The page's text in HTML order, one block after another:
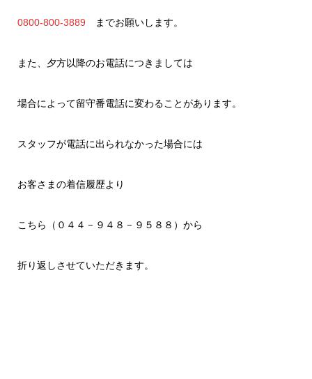
0800-800-3889 までお願いします。
また、夕方以降のお電話につきましては
場合によって留守番電話に変わることがあります。
スタッフが電話に出られなかった場合には
お客さまの着信履歴より
こちら（０４４－９４８－９５８８）から
折り返しさせていただきます。